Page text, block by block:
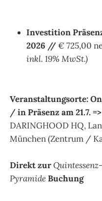
Investition
2026 //€ 725,00
inkl. 19% MwSt.)
Veranstaltungsorte:
/ in Präsenz am 21.7. =>
DARINGHOOD HQ,
München (Zentrum /
Direkt zur
PyramideBuchung